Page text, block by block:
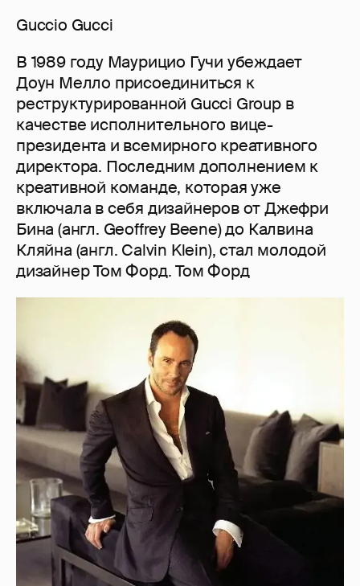
Guccio Gucci
В 1989 году Маурицио Гучи убеждает
Доун Мелло присоединиться к
реструктурированной Gucci Group в
качестве исполнительного вице-
президента и всемирного креативного
директора. Последним дополнением к
креативной команде, которая уже
включала в себя дизайнеров от Джефри
Бина (англ. Geoffrey Beene) до Калвина
Кляйна (англ. Calvin Klein), стал молодой
дизайнер Том Форд. Том Форд